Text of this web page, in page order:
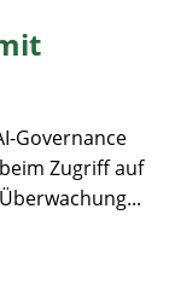
Governance
Zugriff auf